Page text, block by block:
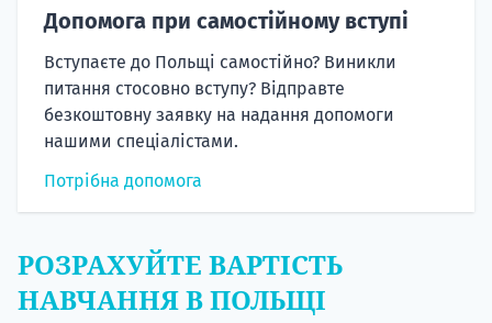
Допомога при самостійному вступі
Вступаєте до Польщі самостійно? Виникли
питання стосовно вступу? Відправте
безкоштовну заявку на надання допомоги
нашими спеціалістами.
Потрібна допомога
РОЗРАХУЙТЕ ВАРТІСТЬ
НАВЧАННЯ В ПОЛЬЩІ